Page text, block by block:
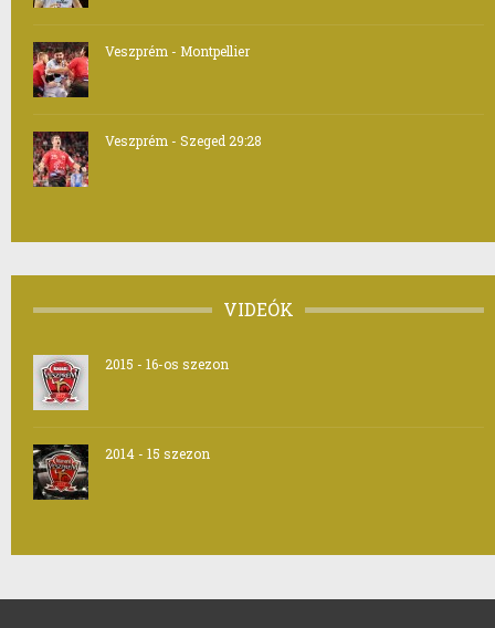
Veszprém - Montpellier
Veszprém - Szeged 29:28
VIDEÓK
2015 - 16-os szezon
2014 - 15 szezon